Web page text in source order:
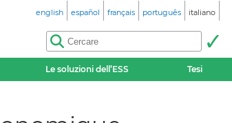
english español français português italiano
Le soluzioni dell’ESS Tesi